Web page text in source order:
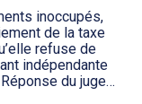
inoccupés,
de la taxe
refuse de
indépendante
du juge…